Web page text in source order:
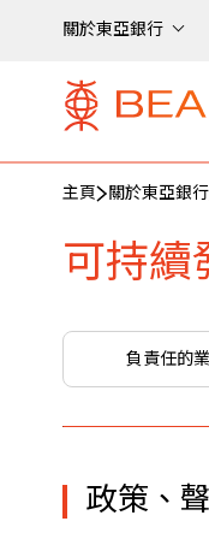
關於東亞銀行
主頁 關於東亞銀行
可持續
負責任的
政策、